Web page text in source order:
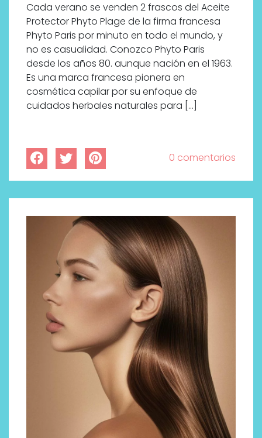
Cada verano se venden 2 frascos del Aceite
Protector Phyto Plage de la firma francesa
Phyto Paris por minuto en todo el mundo, y
no es casualidad. Conozco Phyto Paris
desde los años 80. aunque nación en el 1963.
Es una marca francesa pionera en
cosmética capilar por su enfoque de
cuidados herbales naturales para […]
0 comentarios